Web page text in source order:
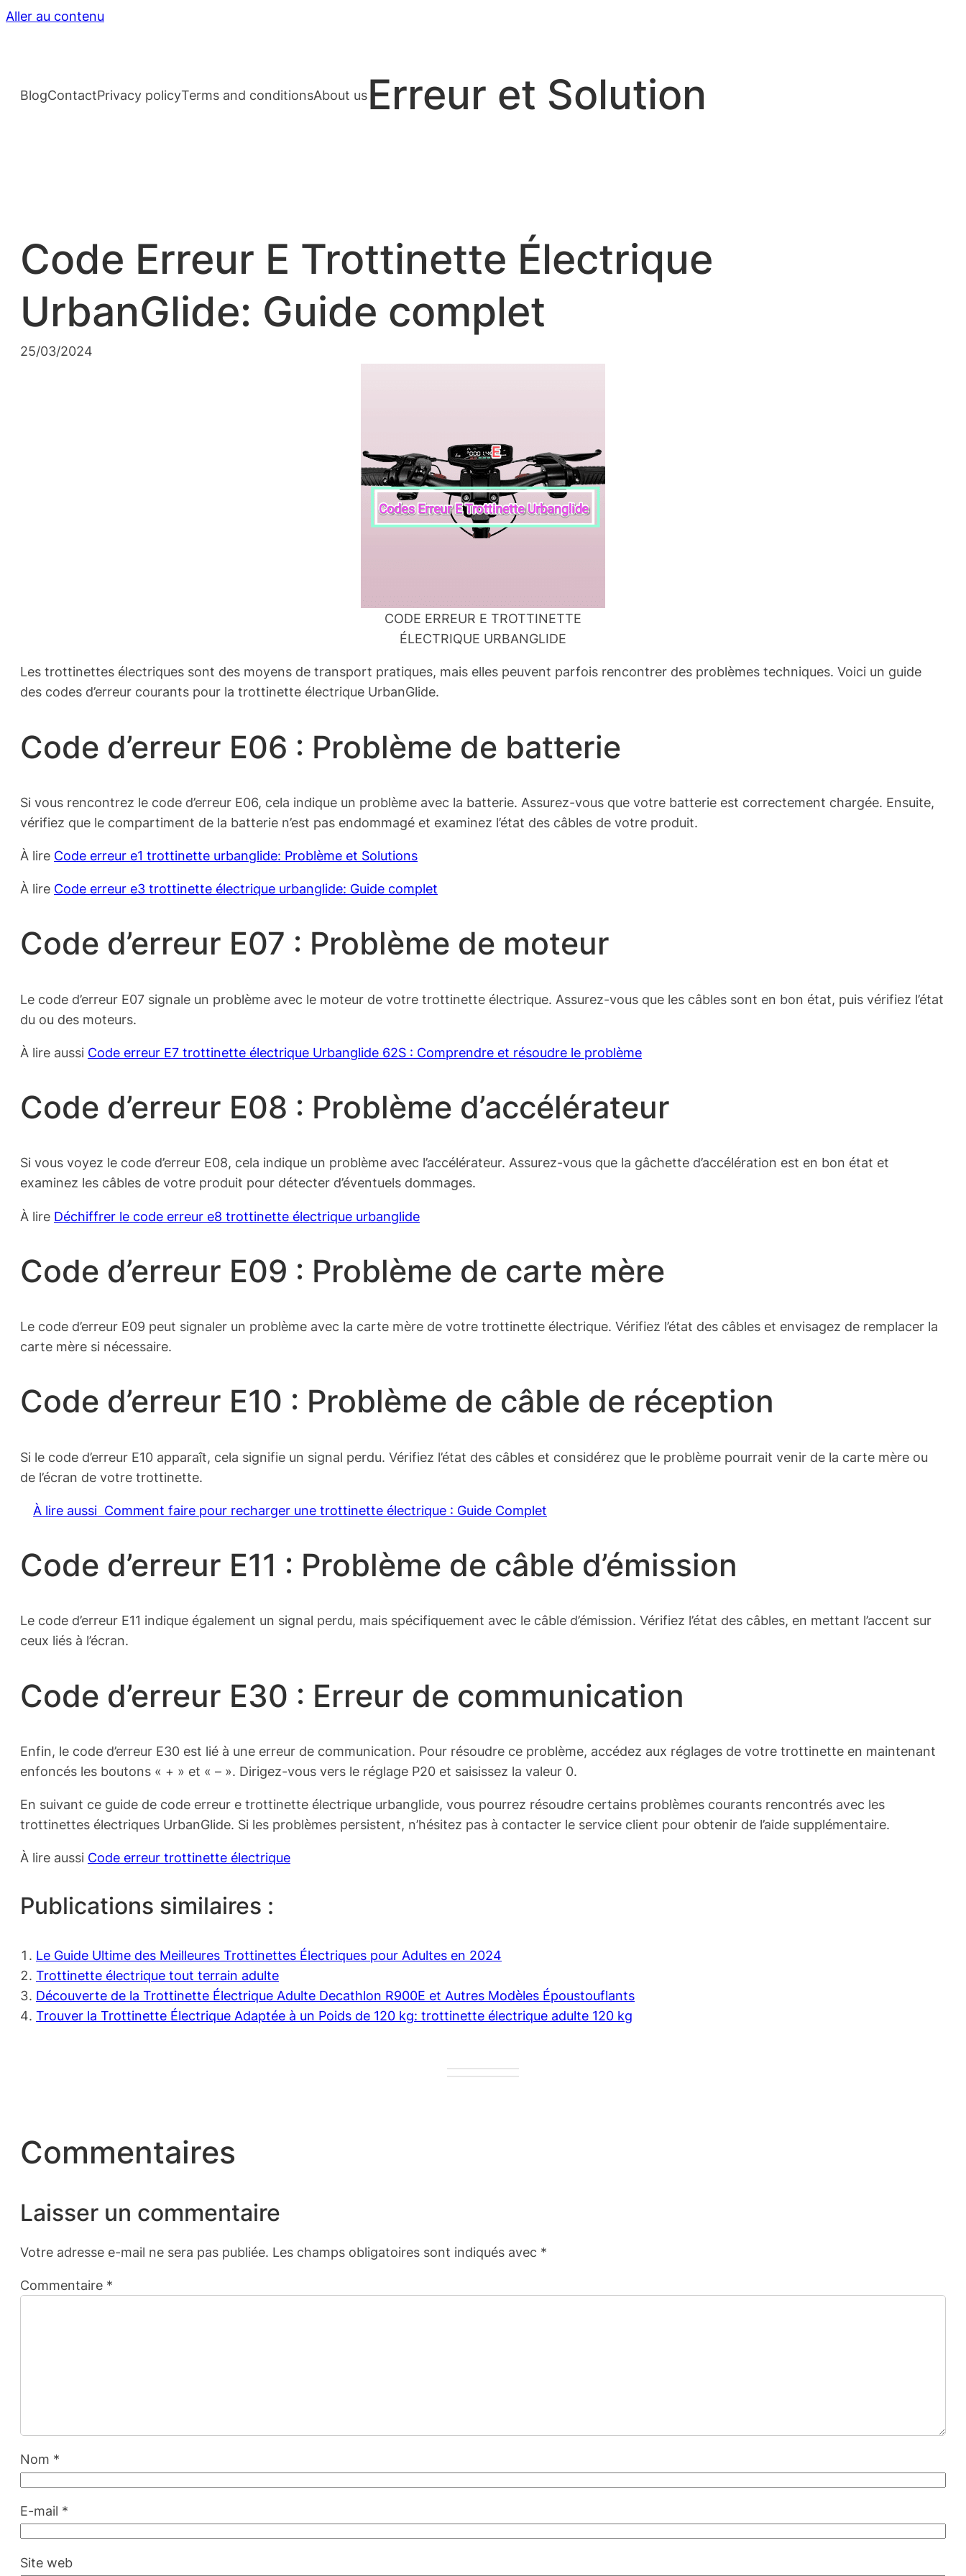
Aller au contenu
BlogContactPrivacy policyTerms and conditionsAbout usErreur et Solution
Code Erreur E Trottinette Électrique
UrbanGlide: Guide complet
25/03/2024
CODE ERREUR E TROTTINETTE
ÉLECTRIQUE URBANGLIDE
Les trottinettes électriques sont des moyens de transport pratiques, mais elles peuvent parfois rencontrer des problèmes techniques. Voici un guide
des codes d’erreur courants pour la trottinette électrique UrbanGlide.
Code d’erreur E06 : Problème de batterie
Si vous rencontrez le code d’erreur E06, cela indique un problème avec la batterie. Assurez-vous que votre batterie est correctement chargée. Ensuite,
vérifiez que le compartiment de la batterie n’est pas endommagé et examinez l’état des câbles de votre produit.
À lire Code erreur e1 trottinette urbanglide: Problème et Solutions
À lire Code erreur e3 trottinette électrique urbanglide: Guide complet
Code d’erreur E07 : Problème de moteur
Le code d’erreur E07 signale un problème avec le moteur de votre trottinette électrique. Assurez-vous que les câbles sont en bon état, puis vérifiez l’état
du ou des moteurs.
À lire aussi Code erreur E7 trottinette électrique Urbanglide 62S : Comprendre et résoudre le problème
Code d’erreur E08 : Problème d’accélérateur
Si vous voyez le code d’erreur E08, cela indique un problème avec l’accélérateur. Assurez-vous que la gâchette d’accélération est en bon état et
examinez les câbles de votre produit pour détecter d’éventuels dommages.
À lire Déchiffrer le code erreur e8 trottinette électrique urbanglide
Code d’erreur E09 : Problème de carte mère
Le code d’erreur E09 peut signaler un problème avec la carte mère de votre trottinette électrique. Vérifiez l’état des câbles et envisagez de remplacer la
carte mère si nécessaire.
Code d’erreur E10 : Problème de câble de réception
Si le code d’erreur E10 apparaît, cela signifie un signal perdu. Vérifiez l’état des câbles et considérez que le problème pourrait venir de la carte mère ou
de l’écran de votre trottinette.
À lire aussi Comment faire pour recharger une trottinette électrique : Guide Complet
Code d’erreur E11 : Problème de câble d’émission
Le code d’erreur E11 indique également un signal perdu, mais spécifiquement avec le câble d’émission. Vérifiez l’état des câbles, en mettant l’accent sur
ceux liés à l’écran.
Code d’erreur E30 : Erreur de communication
Enfin, le code d’erreur E30 est lié à une erreur de communication. Pour résoudre ce problème, accédez aux réglages de votre trottinette en maintenant
enfoncés les boutons « + » et « – ». Dirigez-vous vers le réglage P20 et saisissez la valeur 0.
En suivant ce guide de code erreur e trottinette électrique urbanglide, vous pourrez résoudre certains problèmes courants rencontrés avec les
trottinettes électriques UrbanGlide. Si les problèmes persistent, n’hésitez pas à contacter le service client pour obtenir de l’aide supplémentaire.
À lire aussi Code erreur trottinette électrique
Publications similaires :
Le Guide Ultime des Meilleures Trottinettes Électriques pour Adultes en 2024
Trottinette électrique tout terrain adulte
Découverte de la Trottinette Électrique Adulte Decathlon R900E et Autres Modèles Époustouflants
Trouver la Trottinette Électrique Adaptée à un Poids de 120 kg: trottinette électrique adulte 120 kg
Commentaires
Laisser un commentaire
Votre adresse e-mail ne sera pas publiée. Les champs obligatoires sont indiqués avec *
Commentaire *
Nom *
E-mail *
Site web